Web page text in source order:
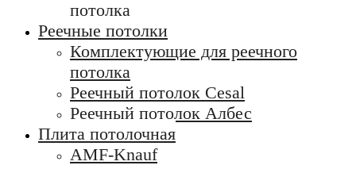
потолка
Реечные потолки
Комплектующие для реечного
потолка
Реечный потолок Cesal
Реечный потолок Албес
Плита потолочная
AMF-Knauf